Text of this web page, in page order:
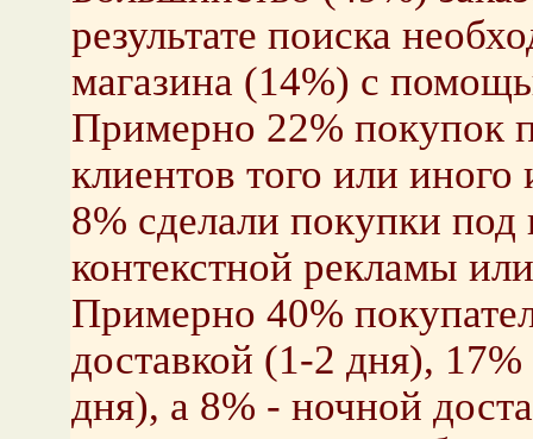
результате поиска
магазина (14%) с
Примерно 22% покупок
клиентов того или
8% сделали покупки
контекстной рекламы
Примерно 40%
доставкой (1-2 дня),
дня), а 8% - ночной